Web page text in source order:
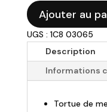
quantité
de
DAUM
Tortue
Ajouter au
UGS : 1C8 03065
Description
Informations
Tortue de